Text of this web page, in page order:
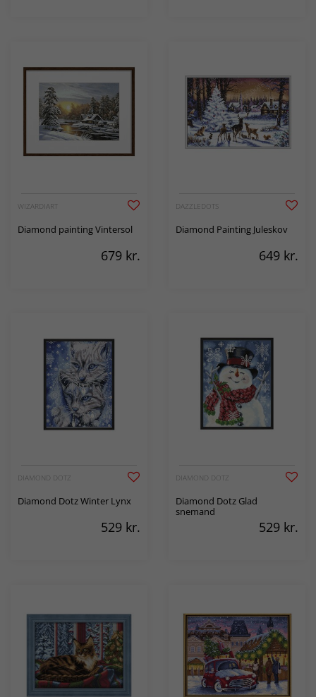
WIZARDIART
Diamond painting Vintersol
679 kr.
DAZZLEDOTS
Diamond Painting Jule­skov
649 kr.
DIAMOND DOTZ
Diamond Dotz Winter Lynx
529 kr.
DIAMOND DOTZ
Diamond Dotz Glad
snemand
529 kr.